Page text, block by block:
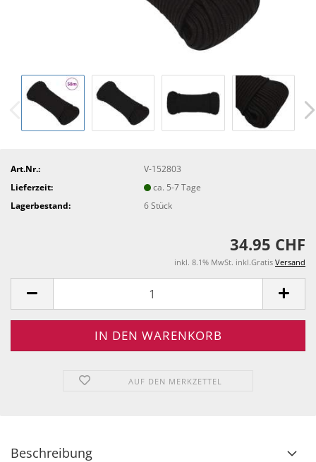
Art.Nr.:
V-152803
Lieferzeit:
ca. 5-7 Tage
Lagerbestand:
6Stück
34.95 CHF
inkl. 8.1% MwSt. inkl.Gratis Versand
AUF DEN MERKZETTEL
Beschreibung